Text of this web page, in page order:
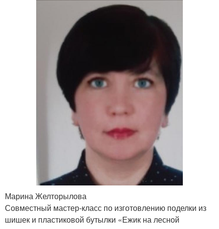
Марина Желторылова
Совместный мастер-класс по изготовлению поделки из
шишек и пластиковой бутылки «Ежик на лесной